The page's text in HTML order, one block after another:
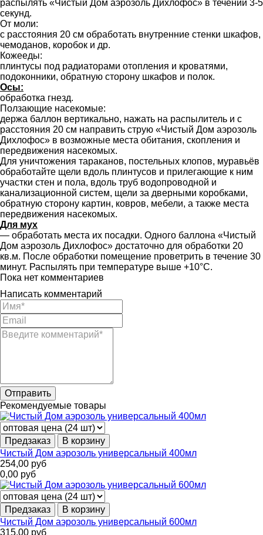
распылять «Чистый Дом аэрозоль Дихлофос» в течении 3-5
секунд.
От моли:
с расстояния 20 см обработать внутренние стенки шкафов,
чемоданов, коробок и др.
Кожееды:
плинтусы под радиаторами отопления и кроватями,
подоконники, обратную сторону шкафов и полок.
Осы:
обработка гнезд.
Ползающие насекомые:
держа баллон вертикально, нажать на распылитель и с
расстояния 20 см направить струю «Чистый Дом аэрозоль
Дихлофос» в возможные места обитания, скопления и
передвижения насекомых.
Для уничтожения тараканов, постельных клопов, муравьёв
обработайте щели вдоль плинтусов и прилегающие к ним
участки стен и пола, вдоль труб водопроводной и
канализационной систем, щели за дверными коробками,
обратную сторону картин, ковров, мебели, а также места
передвижения насекомых.
Для мух
— обработать места их посадки. Одного баллона «Чистый
Дом аэрозоль Дихлофос» достаточно для обработки 20
кв.м. После обработки помещение проветрить в течение 30
минут. Распылять при температуре выше +10°С.
Пока нет комментариев
Написать комментарий
Рекомендуемые товары
Предзаказ
В корзину
Чистый Дом аэрозоль универсальный 400мл
254,00 руб
0,00 руб
Предзаказ
В корзину
Чистый Дом аэрозоль универсальный 600мл
315,00 руб